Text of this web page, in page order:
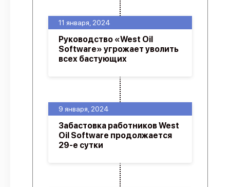
9 января, 2024
Забастовка работников West
Oil Software продолжается
29-е сутки
11 января, 2024
Руководство «West Oil
Software» угрожает уволить
всех бастующих